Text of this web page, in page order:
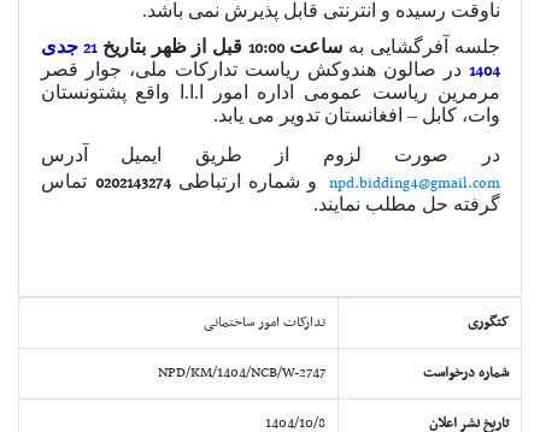
ناوقت رسیده و انترنتی قابل پذیرش نمی باشد.
جلسه آفرگشایی به ساعت10:00 قبل از ظهر بتاریخ21 جدی
1404 در صالون هندوکش ریاست تدارکات ملی، جوار قصر
مرمرین ریاست عمومی اداره امور ا.ا.ا واقع پشتونستان
وات، کابل – افغانستان تدویر می یابد.
در صورت لزوم از طریق ایمیل آدرس
npd.bidding4@gmail.com و شماره ارتباطی0202143274 تماس
گرفته حل مطلب نمایند.
کتگوری تدارکات امور ساختمانی
شماره درخواست NPD/KM/1404/NCB/W-2747
تاریخ نشر اعلان 1404/10/8